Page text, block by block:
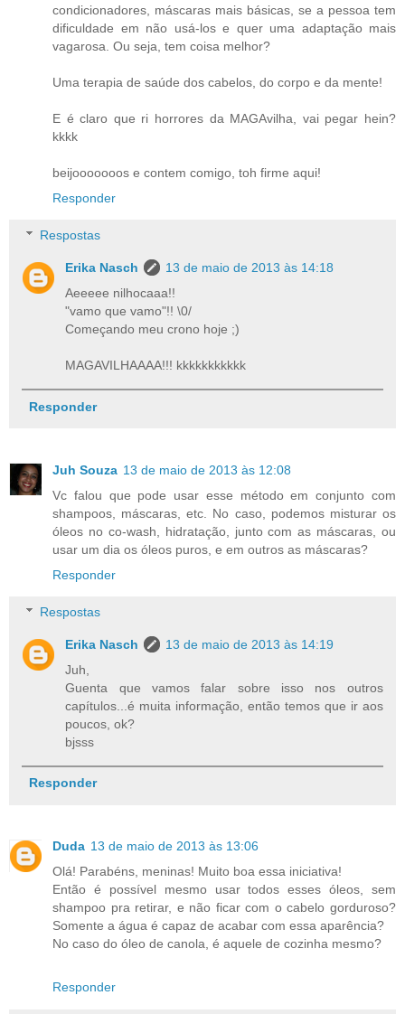
condicionadores, máscaras mais básicas, se a pessoa tem
dificuldade em não usá-los e quer uma adaptação mais
vagarosa. Ou seja, tem coisa melhor?
Uma terapia de saúde dos cabelos, do corpo e da mente!
E é claro que ri horrores da MAGAvilha, vai pegar hein?
kkkk
beijooooooos e contem comigo, toh firme aqui!
Responder
Respostas
Erika Nasch
13 de maio de 2013 às 14:18
Aeeeee nilhocaaa!!
"vamo que vamo"!! \0/
Começando meu crono hoje ;)
MAGAVILHAAAA!!! kkkkkkkkkkk
Responder
Juh Souza 13 de maio de 2013 às 12:08
Vc falou que pode usar esse método em conjunto com
shampoos, máscaras, etc. No caso, podemos misturar os
óleos no co-wash, hidratação, junto com as máscaras, ou
usar um dia os óleos puros, e em outros as máscaras?
Responder
Respostas
Erika Nasch
13 de maio de 2013 às 14:19
Juh,
Guenta que vamos falar sobre isso nos outros
capítulos...é muita informação, então temos que ir aos
poucos, ok?
bjsss
Responder
Duda 13 de maio de 2013 às 13:06
Olá! Parabéns, meninas! Muito boa essa iniciativa!
Então é possível mesmo usar todos esses óleos, sem
shampoo pra retirar, e não ficar com o cabelo gorduroso?
Somente a água é capaz de acabar com essa aparência?
No caso do óleo de canola, é aquele de cozinha mesmo?
Responder